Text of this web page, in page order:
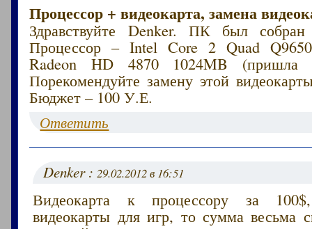
Процессор + видеокарта, замена
Здравствуйте Denker. ПК был
Процессор – Intel Core 2 Quad
Radeon HD 4870 1024MB (пришла
Порекомендуйте замену этой
Бюджет – 100 У.Е.
Ответить
Denker :29.02.2012 в 16:51
Видеокарта к процессору за
видеокарты для игр, то сумма весьма